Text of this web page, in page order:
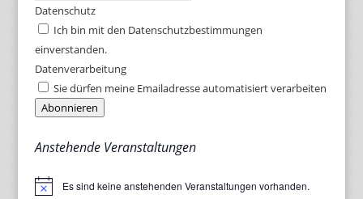
Datenschutz
Ich bin mit den Datenschutzbestimmungen
einverstanden.
Datenverarbeitung
Sie dürfen meine Emailadresse automatisiert verarbeiten
Abonnieren
Anstehende Veranstaltungen
HinweisEs sind keine anstehenden Veranstaltungen vorhanden.